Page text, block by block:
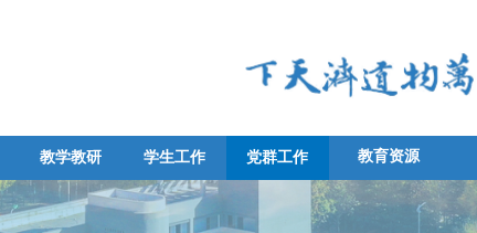
教学教研
教学教研
学生工作
学生工作
党群工作 教育资源